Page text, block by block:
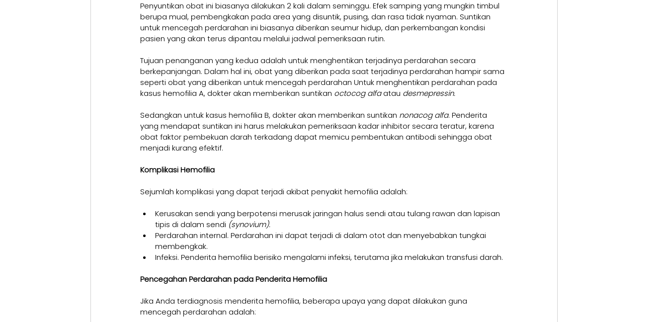
Penyuntikan obat ini biasanya dilakukan 2 kali dalam seminggu. Efek samping yang mungkin timbul
berupa mual, pembengkakan pada area yang disuntik, pusing, dan rasa tidak nyaman. Suntikan
untuk mencegah perdarahan ini biasanya diberikan seumur hidup, dan perkembangan kondisi
pasien yang akan terus dipantau melalui jadwal pemeriksaan rutin.
Tujuan penanganan yang kedua adalah untuk menghentikan terjadinya perdarahan secara
berkepanjangan. Dalam hal ini, obat yang diberikan pada saat terjadinya perdarahan hampir sama
seperti obat yang diberikan untuk mencegah perdarahan Untuk menghentikan perdarahan pada
kasus hemofilia A, dokter akan memberikan suntikan octocog alfa atau desmepressin.
Sedangkan untuk kasus hemofilia B, dokter akan memberikan suntikan nonacog alfa. Penderita
yang mendapat suntikan ini harus melakukan pemeriksaan kadar inhibitor secara teratur, karena
obat faktor pembekuan darah terkadang dapat memicu pembentukan antibodi sehingga obat
menjadi kurang efektif.
Komplikasi Hemofilia
Sejumlah komplikasi yang dapat terjadi akibat penyakit hemofilia adalah:
Kerusakan sendi yang berpotensi merusak jaringan halus sendi atau tulang rawan dan lapisan
tipis di dalam sendi (synovium).
Perdarahan internal. Perdarahan ini dapat terjadi di dalam otot dan menyebabkan tungkai
membengkak.
Infeksi. Penderita hemofilia berisiko mengalami infeksi, terutama jika melakukan transfusi darah.
Pencegahan Perdarahan pada Penderita Hemofilia
Jika Anda terdiagnosis menderita hemofilia, beberapa upaya yang dapat dilakukan guna
mencegah perdarahan adalah: